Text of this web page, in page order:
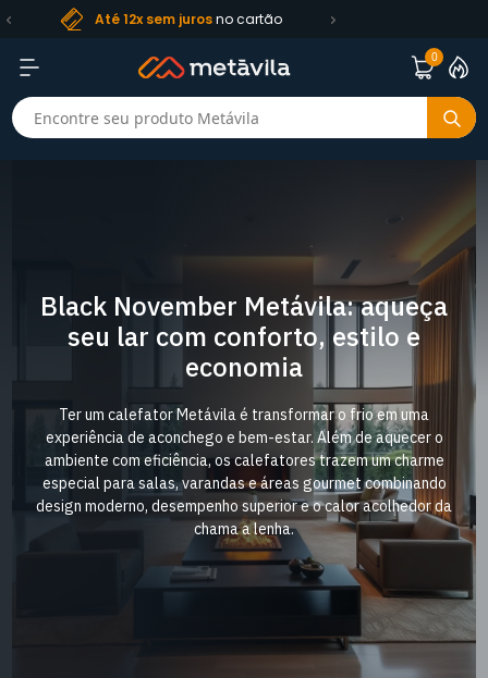
Até 12x sem jurosno cartão
0
Black November Metávila: aqueça
seu lar com conforto, estilo e
economia
Ter um calefator Metávila é transformar o frio em uma
experiência de aconchego e bem-estar. Além de aquecer o
ambiente com eficiência, os calefatores trazem um charme
especial para salas, varandas e áreas gourmet combinando
design moderno, desempenho superior e o calor acolhedor da
chama a lenha.